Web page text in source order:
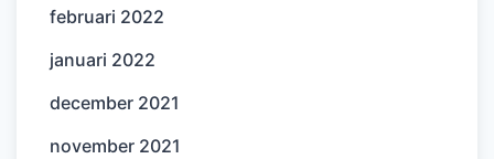
februari 2022
januari 2022
december 2021
november 2021